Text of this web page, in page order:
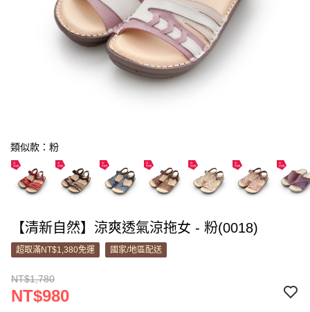
類似款：粉
【清新自然】涼爽透氣涼拖女 - 粉(0018)
超取滿NT$1,380免運 國家/地區配送
NT$1,780
NT$980